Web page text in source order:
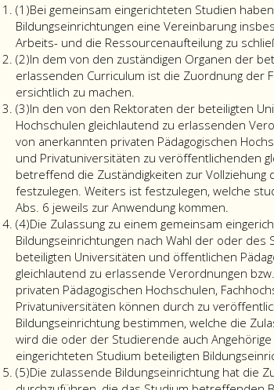
(1)Absatz
eins
Bei gemeinsam eingerichteten Studien
Bildungseinrichtungen eine Vereinbarung
Arbeits- und die Ressourcenaufteilung zu
(2)Absatz
2
In dem von den zuständigen Organen der
erlassenden Curriculum ist die Zuordnung der
ersichtlich zu machen.
(3)Absatz
3
In den von den Rektoraten der beteiligten
Hochschulen gleichlautend zu erlassenden
von anerkannten privaten Pädagogischen
und Privatuniversitäten zu veröffentlichenden
betreffend die Zuständigkeiten zur
festzulegen. Weiters ist festzulegen, welche
Abs. 6 jeweils zur Anwendung kommen.
den
von
den
der
und
(4)Absatz
4
Die Zulassung zu einem gemeinsam
Bildungseinrichtungen nach Wahl der oder
beteiligten Universitäten und öffentlichen
gleichlautend zu erlassende Verordnungen
privaten Pädagogischen Hochschulen,
Privatuniversitäten können durch zu
Bildungseinrichtung bestimmen, welche die
wird die oder der Studierende auch
eingerichteten Studium beteiligten
(5)Absatz
Die zulassende Bildungseinrichtung hat die